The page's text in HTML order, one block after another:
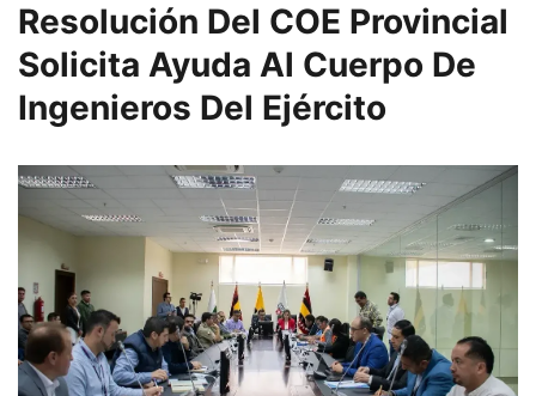
Resolución Del COE Provincial
Solicita Ayuda Al Cuerpo De
Ingenieros Del Ejército